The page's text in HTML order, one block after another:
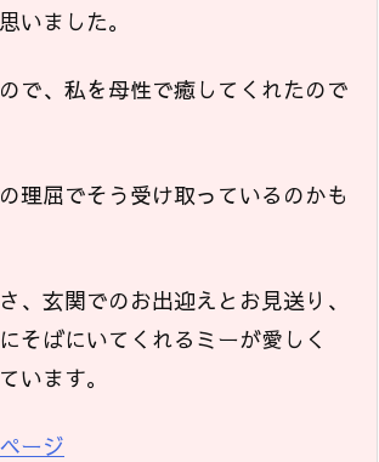
いました。
で、私を母性で癒してくれたので
理屈でそう受け取っているのかも
、玄関でのお出迎えとお見送り、
そばにいてくれるミーが愛しく
います。
ージ